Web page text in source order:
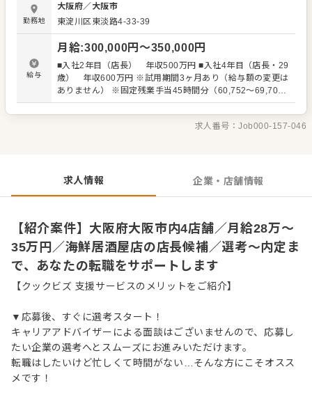
【具体的には…】 ・ホール、キッチンの全体管理 ・予約管
理、電話対応 ・接客、サービス全般 ・売上管理、在庫管理
・スタッフの育成やマネジメント、シフト管理 など 入社
後はスキルに合わせた業務からお任せしますので、徐々に
仕事の幅を広げていきましょう。成長をしっかりサポート
しますので、経験に関わらず安心してスタートできる環境
です。 ゆくゆくはさらにステップアップなどめざせます。
勤務地
大阪府／ 大阪市
東淀川区東淡路4-33-39
給与
月給:300,000円〜350,000円
■入社2年目（店長） 年収500万円 ■入社4年目（店長・29
歳） 年収600万円 ※試用期間3ヶ月あり（給与額の変更は
ありません） ※固定残業手当45時間分（60,752～69,700
円） ※超過分については追加で支給
求人番号：Job000-157-046
求人情報 企業・店舗情報
【紹介案件】大阪府大阪市内4店舗／月給28万～
35万円／海鮮居酒屋店の店長候補／選考～内定ま
で、あなたの転職をサポートします
【クックビズ 支援サービスのメリットをご紹介】
▼応募後、すぐに選考スタート！
キャリアアドバイザーによる面談はございませんので、応募し
たい企業の選考へとスムーズにお進みいただけます。
転職はしたいけど忙しくて時間がない…そんな方にこそオスス
メです！